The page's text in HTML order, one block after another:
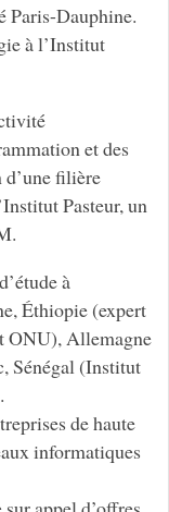
Paris-Dauphine.
à l’Institut
et des
filière
Pasteur, un
à
Éthiopie (expert
ONU), Allemagne
Sénégal (Institut
de haute
informatiques